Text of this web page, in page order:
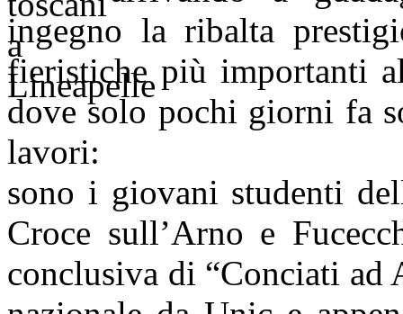
ingegno la ribalta
fieristiche più importanti
dove solo pochi giorni fa
lavori:
sono i giovani studenti
Croce sull’Arno e
conclusiva di “Conciati ad